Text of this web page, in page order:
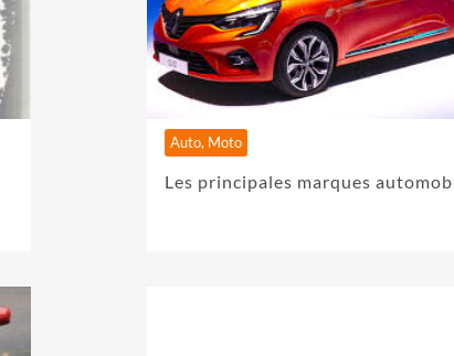
Auto, Moto
Les principales marques